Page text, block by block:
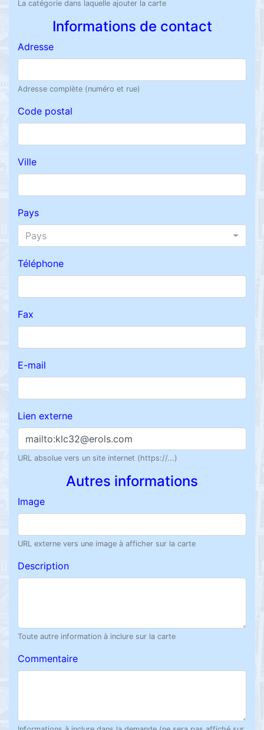
La catégorie dans laquelle ajouter la carte
Informations de contact
Adresse
Adresse complète (numéro et rue)
Code postal
Ville
Pays
Pays
Téléphone
Fax
E-mail
Lien externe
URL absolue vers un site internet (https://...)
Autres informations
Image
URL externe vers une image à afficher sur la carte
Description
Toute autre information à inclure sur la carte
Commentaire